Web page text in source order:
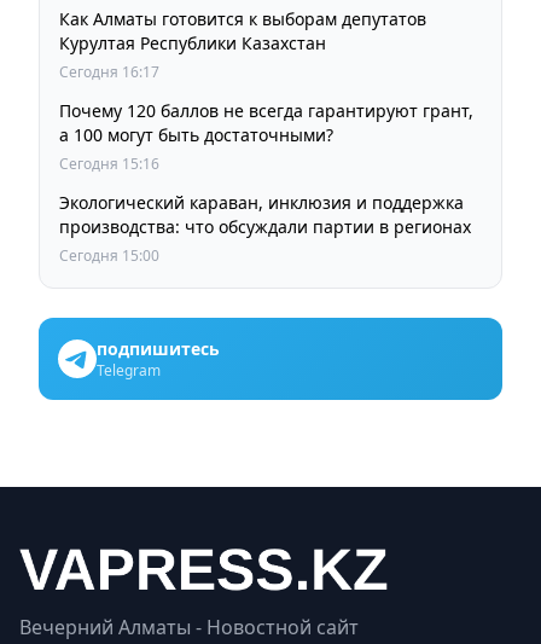
Как Алматы готовится к выборам депутатов
Курултая Республики Казахстан
Сегодня 16:17
Почему 120 баллов не всегда гарантируют грант,
а 100 могут быть достаточными?
Сегодня 15:16
Экологический караван, инклюзия и поддержка
производства: что обсуждали партии в регионах
Сегодня 15:00
подпишитесь
Telegram
Вечерний Алматы - Новостной сайт